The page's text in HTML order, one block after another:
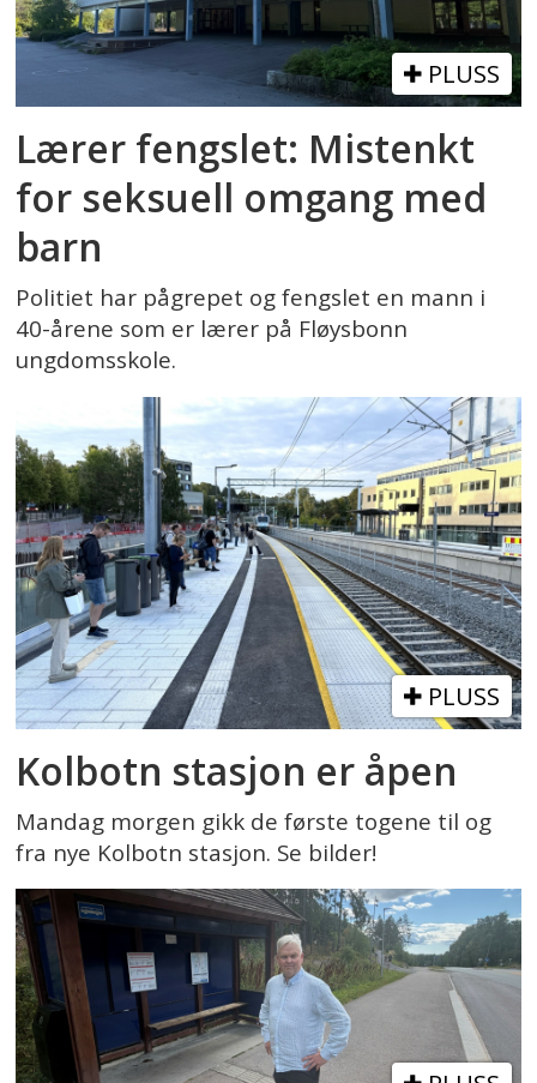
PLUSS
Lærer fengslet: Mistenkt
for seksuell omgang med
barn
Politiet har pågrepet og fengslet en mann i
40-årene som er lærer på Fløysbonn
ungdomsskole.
PLUSS
Kolbotn stasjon er åpen
Mandag morgen gikk de første togene til og
fra nye Kolbotn stasjon. Se bilder!